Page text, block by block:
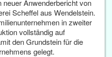
neuer Anwenderbericht von
Scheffel aus Wendelstein.
in zweiter
vollständig auf
den Grundstein für die
gelegt.